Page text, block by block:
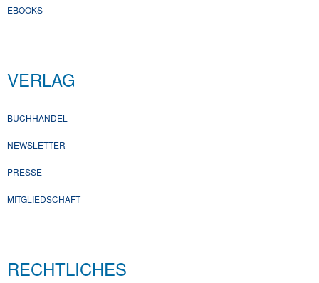
EBOOKS
VERLAG
BUCHHANDEL
NEWSLETTER
PRESSE
MITGLIEDSCHAFT
RECHTLICHES